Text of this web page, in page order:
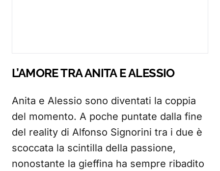
L’AMORE TRA ANITA E ALESSIO
Anita e Alessio sono diventati la coppia
del momento. A poche puntate dalla fine
del reality di Alfonso Signorini tra i due è
scoccata la scintilla della passione,
nonostante la gieffina ha sempre ribadito